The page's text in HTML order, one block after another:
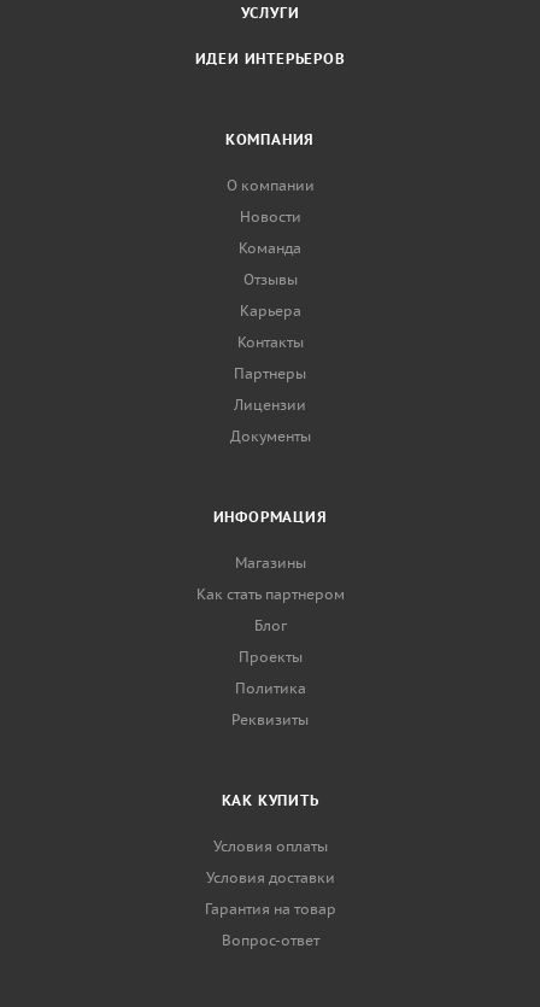
УСЛУГИ
ИДЕИ ИНТЕРЬЕРОВ
КОМПАНИЯ
О компании
Новости
Команда
Отзывы
Карьера
Контакты
Партнеры
Лицензии
Документы
ИНФОРМАЦИЯ
Магазины
Как стать партнером
Блог
Проекты
Политика
Реквизиты
КАК КУПИТЬ
Условия оплаты
Условия доставки
Гарантия на товар
Вопрос-ответ